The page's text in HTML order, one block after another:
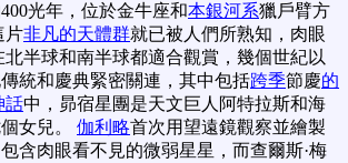
光年，位於金牛座和本銀河系獵戶臂方
片非凡的天體群就已被人們所熟知，肉眼
半球和南半球都適合觀賞，幾個世紀以
統和慶典緊密關連，其中包括跨季節慶的
話中，昴宿星團是天文巨人阿特拉斯和海
女兒。 伽利略首次用望遠鏡觀察並繪製
含肉眼看不見的微弱星星，而查爾斯·梅